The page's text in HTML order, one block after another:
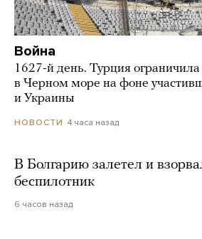
Война
1627-й день. Турция
в Черном море на фоне
и Украины
НОВОСТИ 4 часа назад
В Болгарию залетел и
беспилотник
6 часов назад